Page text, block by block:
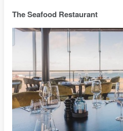
The Seafood Restaurant